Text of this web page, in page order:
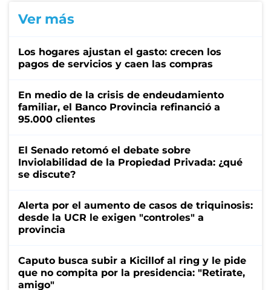
Ver más
Los hogares ajustan el gasto: crecen los
pagos de servicios y caen las compras
En medio de la crisis de endeudamiento
familiar, el Banco Provincia refinanció a
95.000 clientes
El Senado retomó el debate sobre
Inviolabilidad de la Propiedad Privada: ¿qué
se discute?
Alerta por el aumento de casos de triquinosis:
desde la UCR le exigen "controles" a
provincia
Caputo busca subir a Kicillof al ring y le pide
que no compita por la presidencia: "Retirate,
amigo"